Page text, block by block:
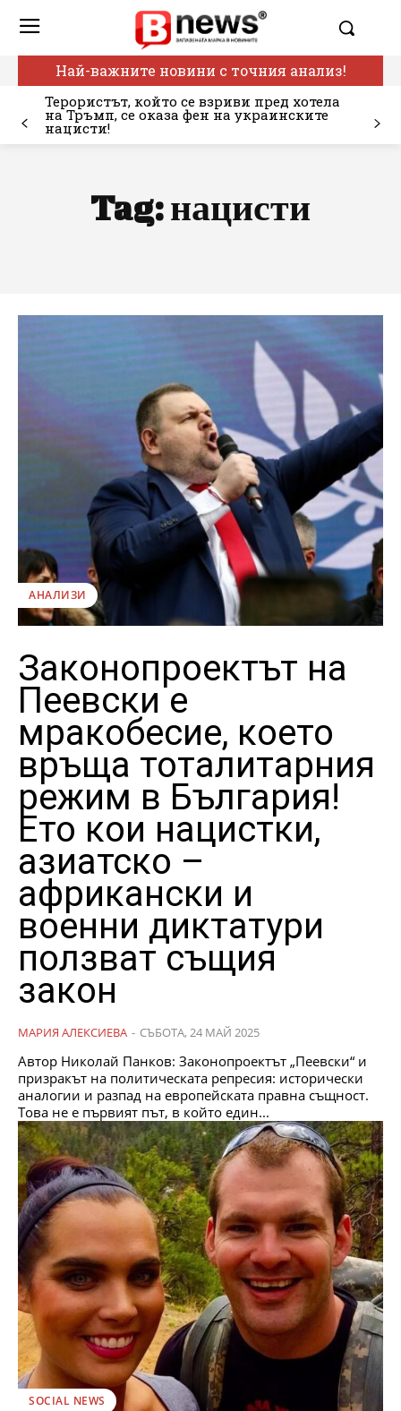
Най-важните новини с точния анализ!
Терористът, който се взриви пред хотела
на Тръмп, се оказа фен на украинските
нацисти!
Tag:нацисти
АНАЛИЗИ
Законопроектът на
Пеевски е
мракобесие, което
връща тоталитарния
режим в България!
Ето кои нацистки,
азиатско –
африкански и
военни диктатури
ползват същия
закон
МАРИЯ АЛЕКСИЕВА - СЪБОТА, 24 МАЙ 2025
Автор Николай Панков: Законопроектът „Пеевски“ и
призракът на политическата репресия: исторически
аналогии и разпад на европейската правна същност.
Това не е първият път, в който един...
SOCIAL NEWS